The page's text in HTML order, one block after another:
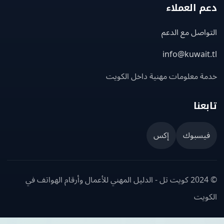
العملاء
مع الدعم
معلومات مهنية داخل الكويت
إكس
© 2024 كويت تل - الدليل المهني للأعمال وأرقام الهواتف في